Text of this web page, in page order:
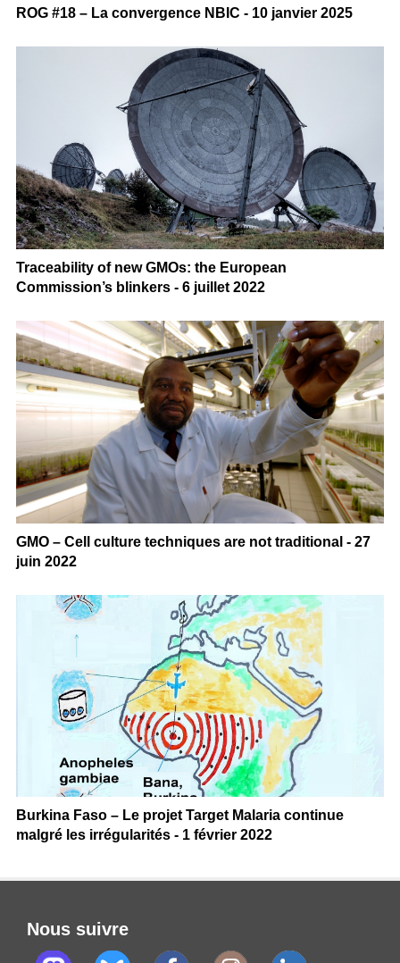
ROG #18 – La convergence NBIC - 10 janvier 2025
Traceability of new GMOs: the European
Commission’s blinkers - 6 juillet 2022
GMO – Cell culture techniques are not traditional - 27
juin 2022
Burkina Faso – Le projet Target Malaria continue
malgré les irrégularités - 1 février 2022
Nous suivre